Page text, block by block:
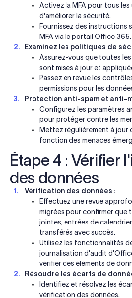
Activez la MFA pour tous
d'améliorer la sécurité.
Fournissez des instructions
MFA via le portail Office 365.
Examinez les politiques de
Assurez-vous que toutes
sont mises à jour et
Passez en revue les
permissions pour les
Protection anti-spam et anti-
Configurez les paramètres
pour protéger contre les
Mettez régulièrement à jour
fonction des menaces
Étape 4 : Vérifier
des données
Vérification des données :
Effectuez une revue
migrées pour confirmer que
jointes, entrées de
transférés avec succès.
Utilisez les fonctionnalités
journalisation d'audit
vérifier des éléments de
Résoudre les écarts de
Identifiez et résolvez les
vérification des données.